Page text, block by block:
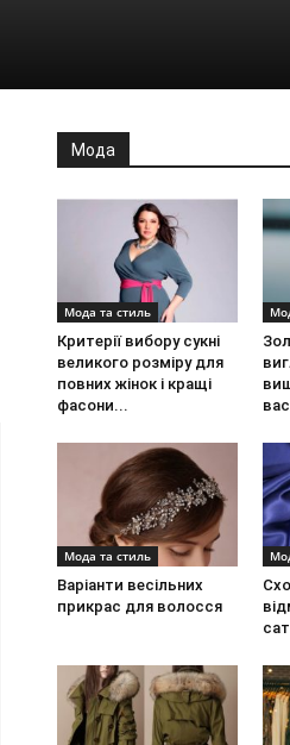
Мода
Мода та стиль
Критерії вибору сукні
великого розміру для
повних жінок і кращі
фасони...
вас
Мода та стиль
Варіанти весільних
прикрас для волосся